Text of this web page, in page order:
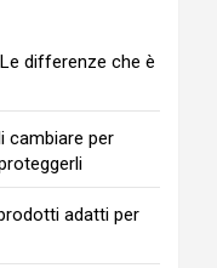
differenze che è
cambiare per
adatti per